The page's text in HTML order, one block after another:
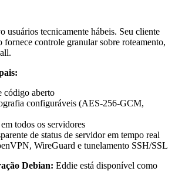
tecnicamente hábeis. Seu cliente
fornece controle granular sobre roteamento,
código aberto
configuráveis (AES-256-GCM,
todos os servidores
de status de servidor em tempo real
WireGuard e tunelamento SSH/SSL
Debian: Eddie está disponível como